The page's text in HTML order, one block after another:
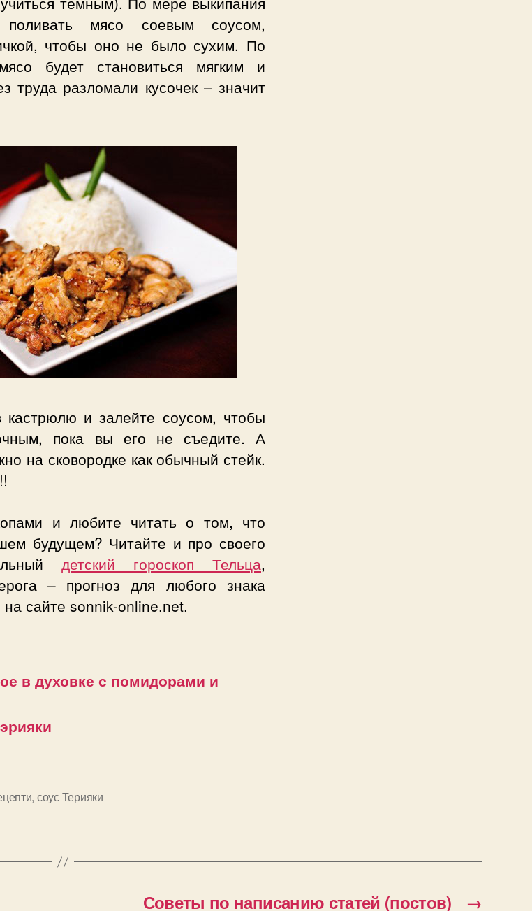
мясо соевым соусом,
чтобы оно не было сухим. По
будет становиться мягким и
труда разломали кусочек – значит
и залейте соусом, чтобы
пока вы его не съедите. А
на сковородке как обычный стейк.
и любите читать о том, что
будущем? Читайте и про своего
детский гороскоп Тельца,
– прогноз для любого знака
сайте sonnik-online.net.
в духовке с помидорами и
, соус Терияки
→
Советы по написанию статей (постов)